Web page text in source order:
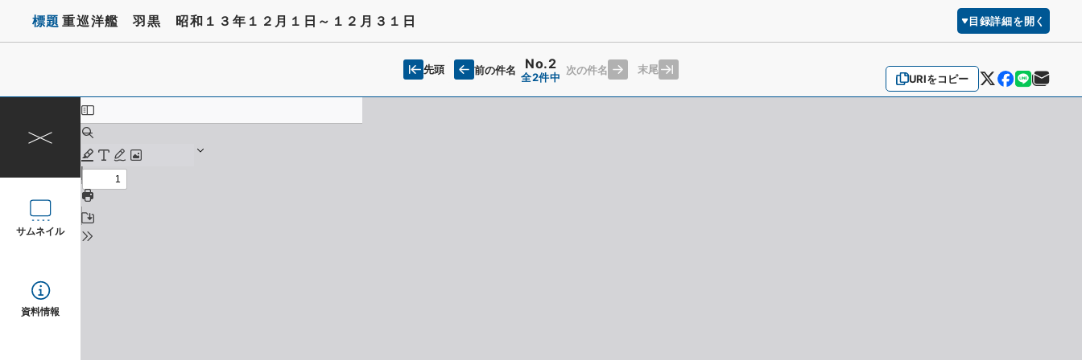
標題 重巡洋艦 羽黒 昭和１３年１２月１日～１２月３１日 目録詳細を開く
URIをコピー
先頭 前の件名 No.2
全2件中
次の件名 末尾
サムネイル
資料情報